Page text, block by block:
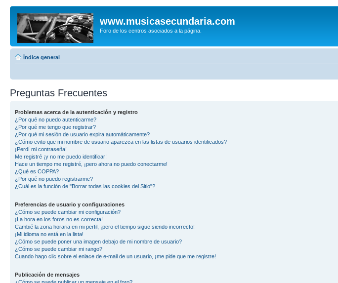
www.musicasecundaria.com
Foro de los centros asociados a la página.
Índice general
Preguntas Frecuentes
Problemas acerca de la autenticación y registro
¿Por qué no puedo autenticarme?
¿Por qué me tengo que registrar?
¿Por qué mi sesión de usuario expira automáticamente?
¿Cómo evito que mi nombre de usuario aparezca en las listas de usuarios identificados?
¡Perdí mi contraseña!
Me registré ¡y no me puedo identificar!
Hace un tiempo me registré, ¡pero ahora no puedo conectarme!
¿Qué es COPPA?
¿Por qué no puedo registrarme?
¿Cuál es la función de "Borrar todas las cookies del Sitio"?
Preferencias de usuario y configuraciones
¿Cómo se puede cambiar mi configuración?
¡La hora en los foros no es correcta!
Cambié la zona horaria en mi perfil, ¡pero el tiempo sigue siendo incorrecto!
¡Mi idioma no está en la lista!
¿Cómo se puede poner una imagen debajo de mi nombre de usuario?
¿Cómo se puede cambiar mi rango?
Cuando hago clic sobre el enlace de e-mail de un usuario, ¡me pide que me registre!
Publicación de mensajes